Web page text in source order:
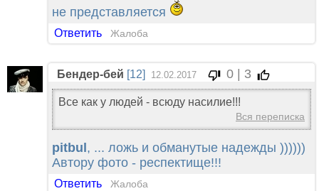
не представляется
Ответить Жалоба
Бендер-бей [12] 12.02.2017 0 | 3
Все как у людей - всюду насилие!!!
Вся переписка
pitbul , ... ложь и обманутые надежды ))))))
Автору фото - респектище!!!
Ответить Жалоба